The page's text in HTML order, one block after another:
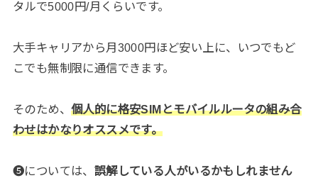
タルで5000円/月くらいです。
大手キャリアから月3000円ほど安い上に、いつでもど
こでも無制限に通信できます。
そのため、 個人的に格安SIMとモバイルルータの組み合
わせはかなりオススメです。
❺については、 誤解している人がいるかもしれません